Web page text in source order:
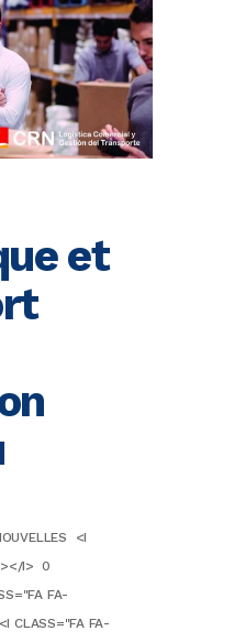
et
<I
I> 0
FA-
<I CLASS="FA FA-